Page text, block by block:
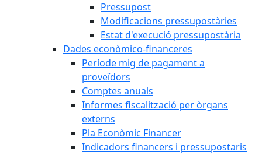
Pressupost
Modificacions pressupostàries
Estat d'execució pressupostària
Dades econòmico-financeres
Període mig de pagament a
proveïdors
Comptes anuals
Informes fiscalització per òrgans
externs
Pla Econòmic Financer
Indicadors financers i pressupostaris